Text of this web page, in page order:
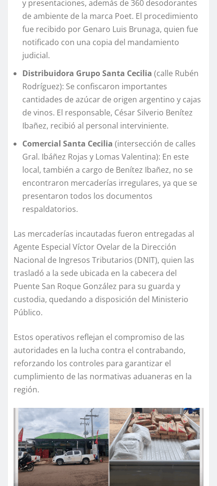
y presentaciones, además de 360 desodorantes
de ambiente de la marca Poet. El procedimiento
fue recibido por Genaro Luis Brunaga, quien fue
notificado con una copia del mandamiento
judicial.
Distribuidora Grupo Santa Cecilia (calle Rubén
Rodríguez): Se confiscaron importantes
cantidades de azúcar de origen argentino y cajas
de vinos. El responsable, César Silverio Benítez
Ibañez, recibió al personal interviniente.
Comercial Santa Cecilia (intersección de calles
Gral. Ibáñez Rojas y Lomas Valentina): En este
local, también a cargo de Benítez Ibañez, no se
encontraron mercaderías irregulares, ya que se
presentaron todos los documentos
respaldatorios.
Las mercaderías incautadas fueron entregadas al
Agente Especial Víctor Ovelar de la Dirección
Nacional de Ingresos Tributarios (DNIT), quien las
trasladó a la sede ubicada en la cabecera del
Puente San Roque González para su guarda y
custodia, quedando a disposición del Ministerio
Público.
Estos operativos reflejan el compromiso de las
autoridades en la lucha contra el contrabando,
reforzando los controles para garantizar el
cumplimiento de las normativas aduaneras en la
región.